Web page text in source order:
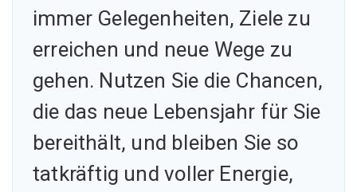
immer Gelegenheiten, Ziele zu
erreichen und neue Wege zu
gehen. Nutzen Sie die Chancen,
die das neue Lebensjahr für Sie
bereithält, und bleiben Sie so
tatkräftig und voller Energie,